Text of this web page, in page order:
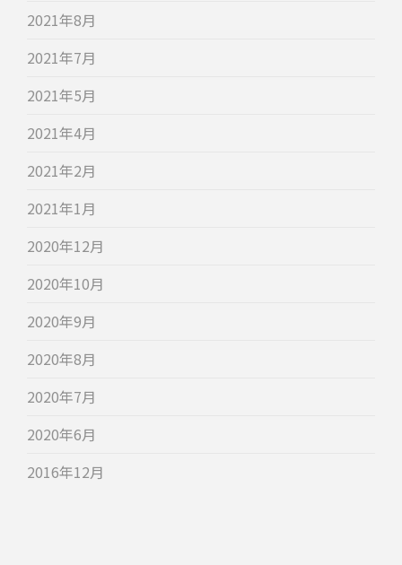
2021年8月
2021年7月
2021年5月
2021年4月
2021年2月
2021年1月
2020年12月
2020年10月
2020年9月
2020年8月
2020年7月
2020年6月
2016年12月